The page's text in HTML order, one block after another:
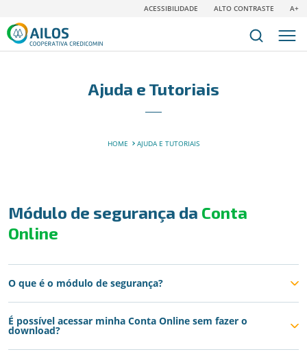
ACESSIBILIDADE ALTO CONTRASTE A+
Ajuda e Tutoriais
HOME AJUDA E TUTORIAIS
Módulo de segurança da Conta
Online
O que é o módulo de segurança?
É possível acessar minha Conta Online sem fazer o
download?